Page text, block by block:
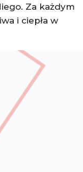
Za każdym
i ciepła w